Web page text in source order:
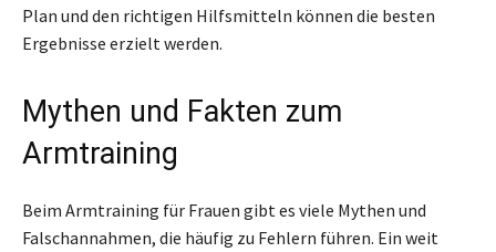
Plan und den richtigen Hilfsmitteln können die besten
Ergebnisse erzielt werden.
Mythen und Fakten zum
Armtraining
Beim Armtraining für Frauen gibt es viele Mythen und
Falschannahmen, die häufig zu Fehlern führen. Ein weit